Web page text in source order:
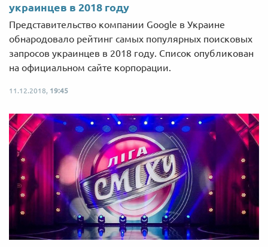
украинцев в 2018 году
Представительство компании Google в Украине
обнародовало рейтинг самых популярных поисковых
запросов украинцев в 2018 году. Список опубликован
на официальном сайте корпорации.
11.12.2018, 19:45